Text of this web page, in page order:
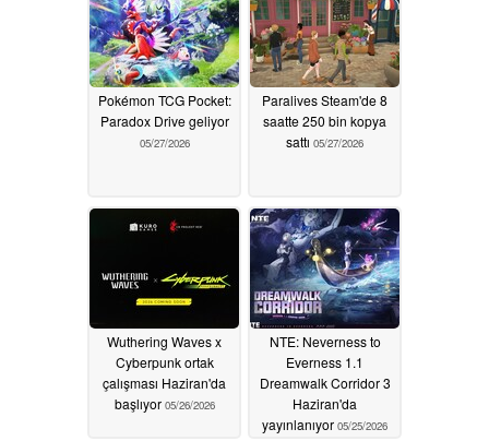
Pokémon TCG Pocket:
Paradox Drive geliyor
05/27/2026
Paralives Steam'de 8
saatte 250 bin kopya
sattı 05/27/2026
Wuthering Waves x
Cyberpunk ortak
çalışması Haziran'da
başlıyor 05/26/2026
NTE: Neverness to
Everness 1.1
Dreamwalk Corridor 3
Haziran'da
yayınlanıyor 05/25/2026